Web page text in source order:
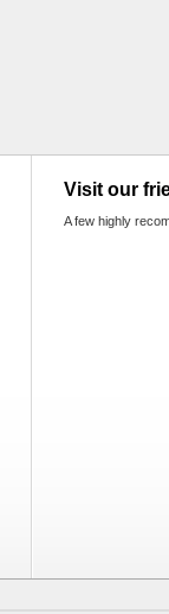
Visit our
A few highly